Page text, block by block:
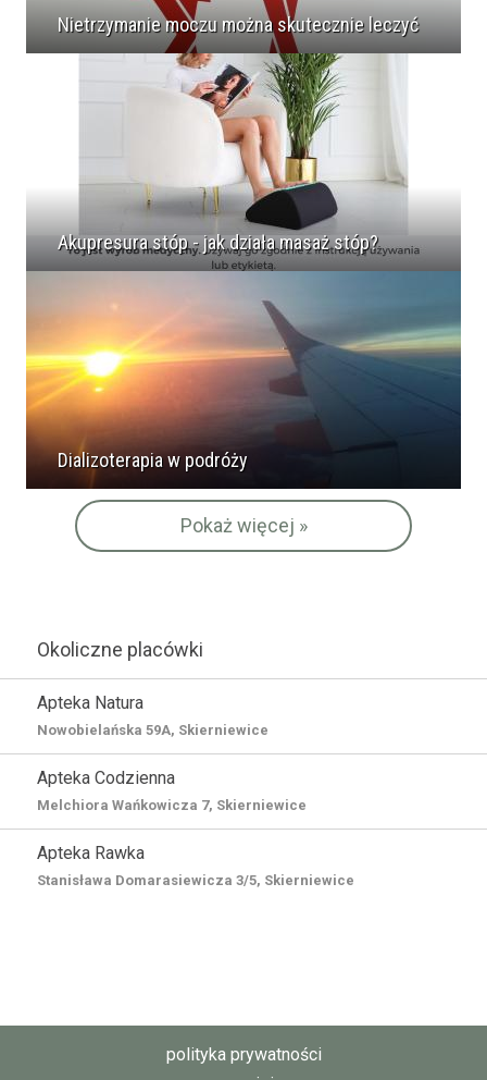
Nietrzymanie moczu można skutecznie leczyć
Akupresura stóp - jak działa masaż stóp?
Dializoterapia w podróży
Pokaż więcej »
Okoliczne placówki
Apteka Natura
Nowobielańska 59A, Skierniewice
Apteka Codzienna
Melchiora Wańkowicza 7, Skierniewice
Apteka Rawka
Stanisława Domarasiewicza 3/5, Skierniewice
polityka prywatności